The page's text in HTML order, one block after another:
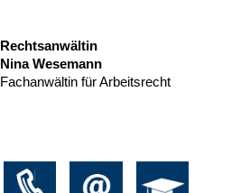
Rechtsanwältin
Nina Wesemann
Fachanwältin für Arbeitsrecht